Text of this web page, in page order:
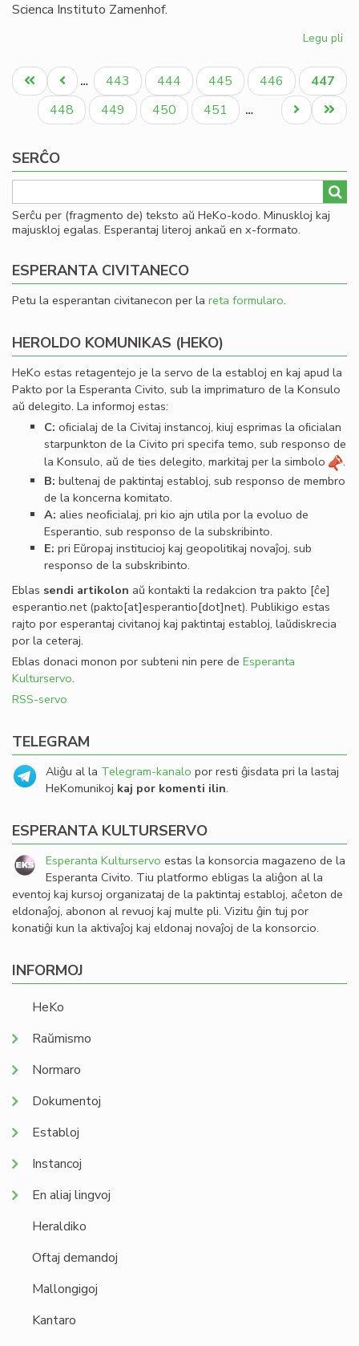
Scienca Instituto Zamenhof.
Legu pli
kaj
la
Pagination
Unua
paĝo
Antaŭa
paĝo
… Paĝo
443 Paĝo
444 Paĝo
445 Paĝo
446
Aktuala
paĝo
447
Paĝo
448 Paĝo
449 Paĝo
450 Paĝo
451 …
Last
page
Next
page
SERĈO
Serĉu per (fragmento de) teksto aŭ HeKo-kodo. Minuskloj kaj
majuskloj egalas. Esperantaj literoj ankaŭ en x-formato.
ESPERANTA CIVITANECO
Petu la esperantan civitanecon per la reta formularo.
HEROLDO KOMUNIKAS (HEKO)
HeKo estas retagentejo je la servo de la establoj en kaj apud la
Pakto por la Esperanta Civito, sub la imprimaturo de la Konsulo
aŭ delegito. La informoj estas:
C: oﬁcialaj de la Civitaj instancoj, kiuj esprimas la oﬁcialan
starpunkton de la Civito pri specifa temo, sub responso de
la Konsulo, aŭ de ties delegito, markitaj per la simbolo
.
B: bultenaj de paktintaj establoj, sub responso de membro
de la koncerna komitato.
A: alies neoﬁcialaj, pri kio ajn utila por la evoluo de
Esperantio, sub responso de la subskribinto.
E: pri Eŭropaj institucioj kaj geopolitikaj novaĵoj, sub
responso de la subskribinto.
Eblas sendi artikolon aŭ kontakti la redakcion tra pakto [ĉe]
esperantio.net(pakto[at]esperantio[dot]net). Publikigo estas
rajto por esperantaj civitanoj kaj paktintaj establoj, laŭdiskrecia
por la ceteraj.
Eblas donaci monon por subteni nin pere de Esperanta
Kulturservo.
RSS-servo
TELEGRAM
Aliĝu al la Telegram-kanalo por resti ĝisdata pri la lastaj
HeKomunikoj kaj por komenti ilin.
ESPERANTA KULTURSERVO
Esperanta Kulturservo estas la konsorcia magazeno de la
Esperanta Civito. Tiu platformo ebligas la aliĝon al la
eventoj kaj kursoj organizataj de la paktintaj establoj, aĉeton de
eldonaĵoj, abonon al revuoj kaj multe pli. Vizitu ĝin tuj por
konatiĝi kun la aktivaĵoj kaj eldonaj novaĵoj de la konsorcio.
INFORMOJ
HeKo
Raŭmismo
Normaro
Dokumentoj
Establoj
Instancoj
En aliaj lingvoj
Heraldiko
Oftaj demandoj
Mallongigoj
Kantaro